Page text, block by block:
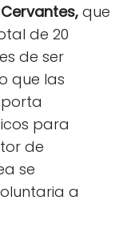
que
de 20
de ser
que las
para
de
se
a